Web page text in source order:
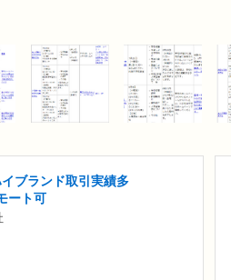
イブランド取引実績多
ート可